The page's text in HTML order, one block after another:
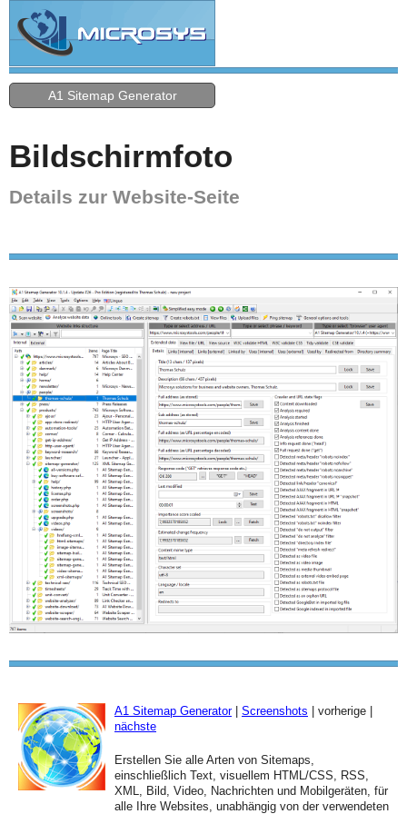
A1 Sitemap Generator
Bildschirmfoto
Details zur Website-Seite
A1 Sitemap Generator| Screenshots | vorherige |
nächste
Erstellen Sie alle Arten von Sitemaps,
einschließlich Text, visuellem HTML/CSS, RSS,
XML, Bild, Video, Nachrichten und Mobilgeräten, für
alle Ihre Websites, unabhängig von der verwendeten